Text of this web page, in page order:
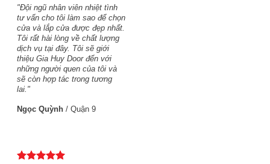
"Đội ngũ nhân viên nhiệt tình
tư vấn cho tôi làm sao để chọn
cửa và lắp cửa được đẹp nhất.
Tôi rất hài lòng về chất lượng
dịch vụ tại đây. Tôi sẽ giới
thiệu Gia Huy Door đến với
những người quen của tôi và
sẽ còn hợp tác trong tương
lai."
Ngọc Quỳnh / Quận 9